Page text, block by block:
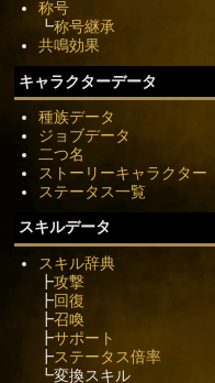
称号
┗称号継承
共鳴効果
キャラクターデータ
種族データ
ジョブデータ
二つ名
ストーリーキャラクター
ステータス一覧
スキルデータ
スキル辞典
┣攻撃
┣回復
┣召喚
┣サポート
┣ステータス倍率
┗変換スキル